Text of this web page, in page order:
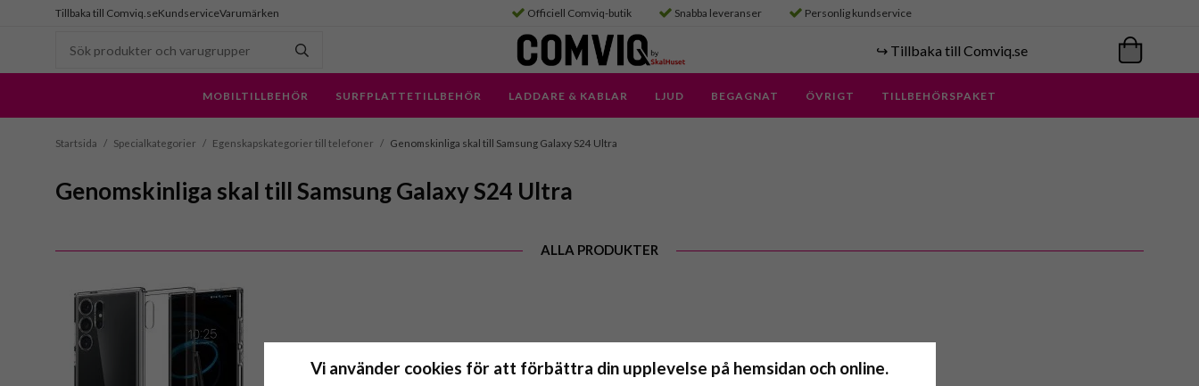
Tillbaka till Comviq.seKundserviceVarumärken Officiell Comviq-butik Snabba leveranser Personlig kundservice
↪️ Tillbaka till Comviq.se
MOBILTILLBEHÖR SURFPLATTETILLBEHÖR LADDARE & KABLAR LJUD BEGAGNAT ÖVRIGT TILLBEHÖRSPAKET
Startsida / Specialkategorier / Egenskapskategorier till telefoner / Genomskinliga skal till Samsung Galaxy S24 Ultra
Genomskinliga skal till Samsung Galaxy S24 Ultra
ALLA PRODUKTER
Vi använder cookies för att förbättra din upplevelse på hemsidan och online.